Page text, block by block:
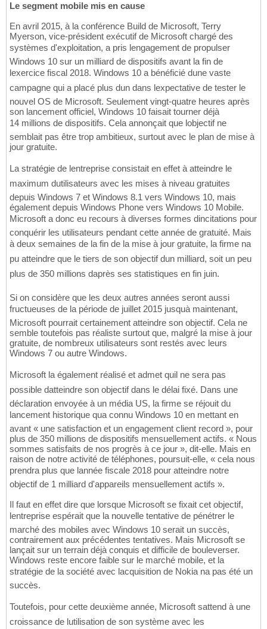
Le segment mobile mis en cause
En avril 2015, à la conférence Build de Microsoft, Terry
Myerson, vice-président exécutif de Microsoft chargé des
systèmes d'exploitation, a pris lengagement de propulser
Windows 10 sur un milliard de dispositifs avant la fin de
lexercice fiscal 2018. Windows 10 a bénéficié dune vaste
campagne qui a placé plus dun dans lexpectative de tester le
nouvel OS de Microsoft. Seulement vingt-quatre heures après
son lancement officiel, Windows 10 faisait tourner déjà
14 millions de dispositifs. Cela annonçait que lobjectif ne
semblait pas être trop ambitieux, surtout avec le plan de mise à
jour gratuite.
La stratégie de lentreprise consistait en effet à atteindre le
maximum dutilisateurs avec les mises à niveau gratuites
depuis Windows 7 et Windows 8.1 vers Windows 10, mais
également depuis Windows Phone vers Windows 10 Mobile.
Microsoft a donc eu recours à diverses formes dincitations pour
conquérir les utilisateurs pendant cette année de gratuité. Mais
à deux semaines de la fin de la mise à jour gratuite, la firme na
pu atteindre que le tiers de son objectif dun milliard, soit un peu
plus de 350 millions daprès ses statistiques en fin juin.
Si on considère que les deux autres années seront aussi
fructueuses de la période de juillet 2015 jusquà maintenant,
Microsoft pourrait certainement atteindre son objectif. Cela ne
semble toutefois pas réaliste surtout que, malgré la mise à jour
gratuite, de nombreux utilisateurs sont restés avec leurs
Windows 7 ou autre Windows.
Microsoft la également réalisé et admet quil ne sera pas
possible datteindre son objectif dans le délai fixé. Dans une
déclaration envoyée à un média US, la firme se réjouit du
lancement historique qua connu Windows 10 en mettant en
avant « une satisfaction et un engagement client record », pour
plus de 350 millions de dispositifs mensuellement actifs. « Nous
sommes satisfaits de nos progrès à ce jour », dit-elle. Mais en
raison de notre activité de téléphones, poursuit-elle, « cela nous
prendra plus que lannée fiscale 2018 pour atteindre notre
objectif de 1 milliard d'appareils mensuellement actifs ».
Il faut en effet dire que lorsque Microsoft se fixait cet objectif,
lentreprise espérait que la nouvelle tentative de pénétrer le
marché des mobiles avec Windows 10 serait un succès,
contrairement aux précédentes tentatives. Mais Microsoft se
lançait sur un terrain déjà conquis et difficile de bouleverser.
Windows reste encore faible sur le marché mobile, et la
stratégie de la société avec lacquisition de Nokia na pas été un
succès.
Toutefois, pour cette deuxième année, Microsoft sattend à une
croissance de lutilisation de son système avec les